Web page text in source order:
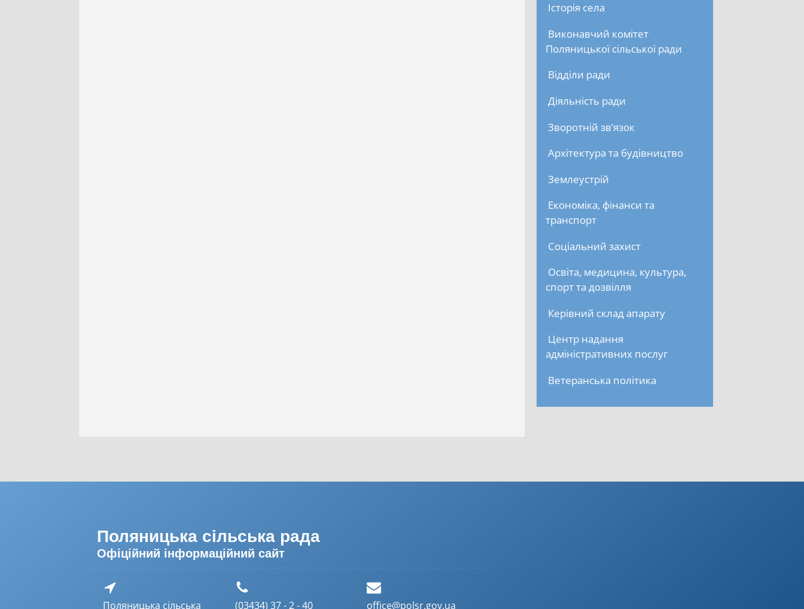
Історія села
Виконавчий комітет
Поляницької сільської ради
Відділи ради
Діяльність ради
Зворотній зв’язок
Архітектура та будівництво
Землеустрій
Економіка, фінанси та
транспорт
Соціальний захист
Освіта, медицина, культура,
спорт та дозвілля
Керівний склад апарату
Центр надання
адміністративних послуг
Ветеранська політика
Поляницька сільська рада
Офіційний інформаційний сайт
Поляницька сільська (03434) 37 - 2 - 40 office@polsr.gov.ua